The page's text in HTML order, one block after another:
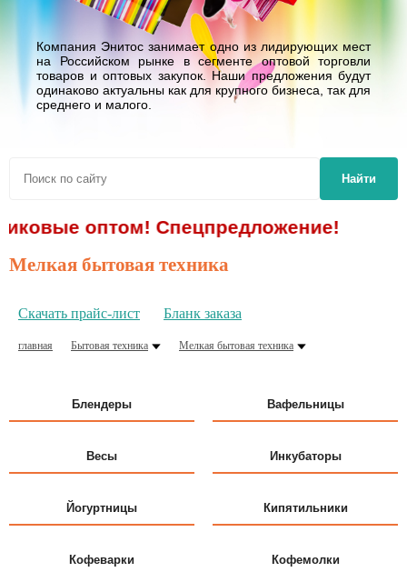
Компания Энитос занимает одно из лидирующих мест
на Российском рынке в сегменте оптовой торговли
товаров и оптовых закупок. Наши предложения будут
одинаково актуальны как для крупного бизнеса, так для
среднего и малого.
Найти
Спецпредложение!
Мелкая бытовая техника
Скачать прайс-лист Бланк заказа
главная Бытовая техника Мелкая бытовая техника
Блендеры Вафельницы
Весы Инкубаторы
Йогуртницы Кипятильники
Кофеварки Кофемолки